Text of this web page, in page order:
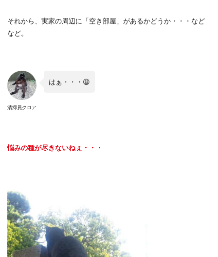
それから、実家の周辺に「空き部屋」があるかどうか・・・など
など。
清掃員クロア
はぁ・・・ 😫
悩みの種が尽きないねぇ・・・